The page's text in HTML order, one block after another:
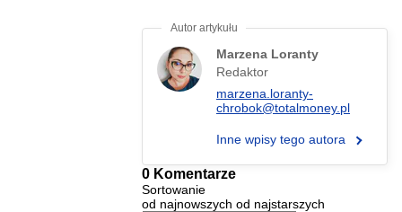
Marzena Loranty
Redaktor
marzena.loranty-
chrobok@totalmoney.pl
Inne wpisy tego autora
0 Komentarze
Sortowanie
od najnowszych od najstarszych